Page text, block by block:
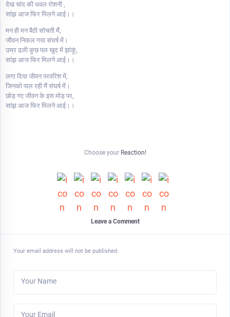
देख चांद की धवल रोशनी ,
सांझ आज फिर मिलने आई।।
मन ही मन बैठी सोचती मैं,
जीवन निकल गया संघर्ष में।
उम्र ढली कुछ पल खुद में झांकूं,
सांझ आज फिर मिलने आई।।
लगा दिया जीवन परवरिश में,
जिनको पाल रही मैं संघर्ष में।
छोड़ गए जीवन के इस मोड़ पर,
सांझ आज फिर मिलने आई।।
Choose your Reaction!
Leave a Comment
Your email address will not be published.
Your Name
Your Email